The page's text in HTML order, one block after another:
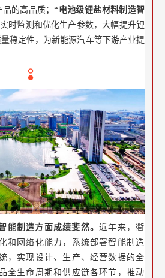
品的高品质；“电池级锂盐材料制造智
时监测和优化生产参数，大幅提升锂
稳定性，为新能源汽车等下游产业提
能制造方面成绩斐然。近年来，衢
和网络化能力，系统部署智能制造
，实现设计、生产、经营数据的全
全生命周期和供应链各环节，推动